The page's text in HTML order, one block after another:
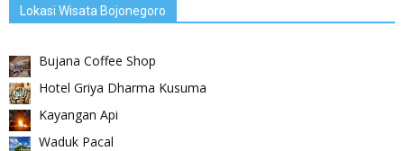
Lokasi Wisata Bojonegoro
Bujana Coffee Shop
Hotel Griya Dharma Kusuma
Kayangan Api
Waduk Pacal